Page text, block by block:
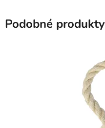
Podobné produkty